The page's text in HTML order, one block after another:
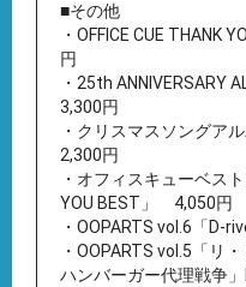
■その他
・OFFICE CUE THANK
円
・25th ANNIVERSARY
3,300円
・クリスマスソングア
2,300円
・オフィスキューベス
YOU BEST」 4,050円
・OOPARTS vol.6「D-
・OOPARTS vol.5「リ
ハンバーガー代理戦争